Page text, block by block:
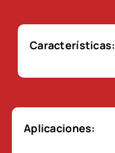
Características:
Aplicaciones: